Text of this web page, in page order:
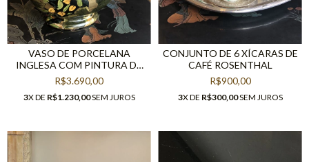
VASO DE PORCELANA
INGLESA COM PINTURA DE
PÁSSAROS E FLORES.
R$3.690,00
3X DE R$1.230,00SEM JUROS
CONJUNTO DE 6 XÍCARAS DE
CAFÉ ROSENTHAL
R$900,00
3X DE R$300,00SEM JUROS